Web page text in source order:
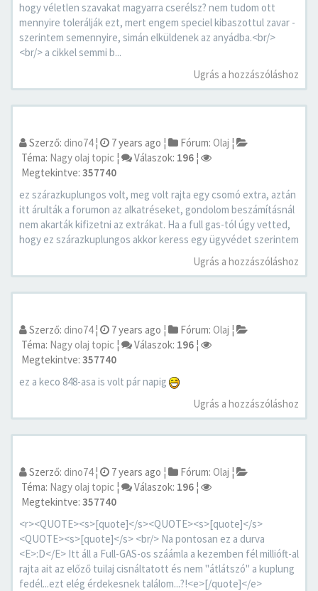
hogy véletlen szavakat magyarra cserélsz? nem tudom ott
mennyire tolerálják ezt, mert engem speciel kibaszottul zavar -
szerintem semennyire, simán elküldenek az anyádba.<br/>
<br/> a cikkel semmi b...
Ugrás a hozzászóláshoz
Szerző: dino74¦ 7 years ago ¦ Fórum: Olaj ¦
Téma: Nagy olaj topic ¦ Válaszok: 196 ¦
Megtekintve: 357740
ez szárazkuplungos volt, meg volt rajta egy csomó extra, aztán
itt árulták a forumon az alkatréseket, gondolom beszámításnál
nem akarták kifizetni az extrákat. Ha a full gas-tól úgy vetted,
hogy ez szárazkuplungos akkor keress egy ügyvédet szerintem
Ugrás a hozzászóláshoz
Szerző: dino74¦ 7 years ago ¦ Fórum: Olaj ¦
Téma: Nagy olaj topic ¦ Válaszok: 196 ¦
Megtekintve: 357740
ez a keco 848-asa is volt pár napig
Ugrás a hozzászóláshoz
Szerző: dino74¦ 7 years ago ¦ Fórum: Olaj ¦
Téma: Nagy olaj topic ¦ Válaszok: 196 ¦
Megtekintve: 357740
<r><QUOTE><s>[quote]</s><QUOTE><s>[quote]</s>
<QUOTE><s>[quote]</s> <br/> Na pontosan ez a durva
<E>:D</E> Itt áll a Full-GAS-os száámla a kezemben fél millióft-al
rajta ait az előző tuilaj cisnáltatott és nem "átlátszó" a kuplung
fedél...ezt elég érdekesnek találom...?!<e>[/quote]</e>